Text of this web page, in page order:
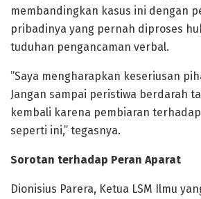
membandingkan kasus ini dengan
pribadinya yang pernah diproses
tuduhan pengancaman verbal.
​”Saya mengharapkan keseriusan
Jangan sampai peristiwa berdarah
kembali karena pembiaran
seperti ini,” tegasnya.
Sorotan terhadap Peran Aparat
​Dionisius Parera, Ketua LSM Ilmu